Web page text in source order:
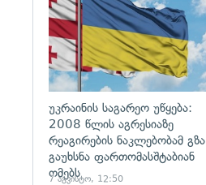
უკრაინის საგარეო უწყება:
2008 წლის აგრესიაზე
რეაგირების ნაკლებობამ გზა
გაუხსნა ფართომასშტაბიან
ომებს
7 აგვისტო, 12:50